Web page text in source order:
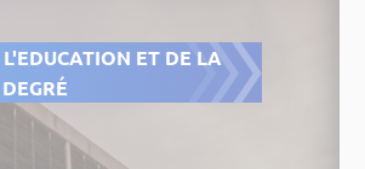
ET DE LA